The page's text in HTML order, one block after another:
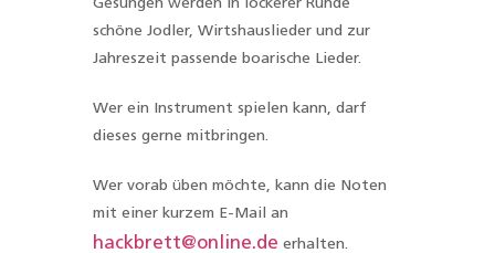
Gesungen werden in lockerer Runde
schöne Jodler, Wirtshauslieder und zur
Jahreszeit passende boarische Lieder.
Wer ein Instrument spielen kann, darf
dieses gerne mitbringen.
Wer vorab üben möchte, kann die Noten
mit einer kurzem E-Mail an
hackbrett@online.de erhalten.